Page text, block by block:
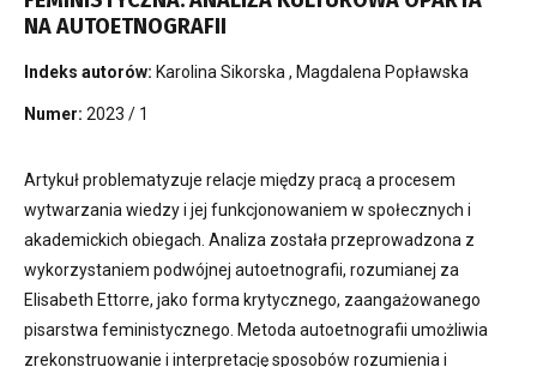
NA AUTOETNOGRAFII
Indeks autorów: Karolina Sikorska, Magdalena Popławska
Numer: 2023 / 1
Artykuł problematyzuje relacje między pracą a procesem
wytwarzania wiedzy i jej funkcjonowaniem w społecznych i
akademickich obiegach. Analiza została przeprowadzona z
wykorzystaniem podwójnej autoetnografii, rozumianej za
Elisabeth Ettorre, jako forma krytycznego, zaangażowanego
pisarstwa feministycznego. Metoda autoetnografii umożliwia
zrekonstruowanie i interpretację sposobów rozumienia i